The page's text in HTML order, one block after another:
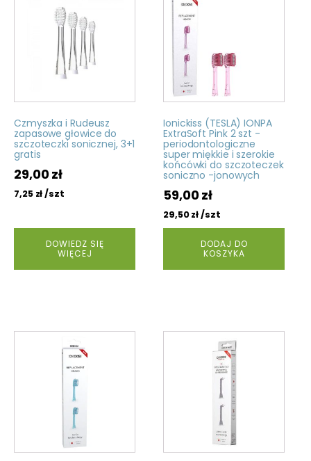
Czmyszka i Rudeusz
zapasowe głowice do
szczoteczki sonicznej, 3+1
gratis
29,00zł
7,25 zł/szt
DOWIEDZ SIĘ
WIĘCEJ
Ionickiss (TESLA) IONPA
ExtraSoft Pink 2 szt -
periodontologiczne
super miękkie i szerokie
końcówki do szczoteczek
soniczno -jonowych
59,00zł
29,50zł/szt
DODAJ DO
KOSZYKA